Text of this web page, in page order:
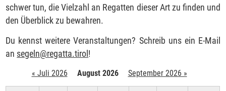
schwer tun, die Vielzahl an Regatten dieser Art zu finden und
den Überblick zu bewahren.
Du kennst weitere Veranstaltungen? Schreib uns ein E-Mail
an segeln@regatta.tirol !
« Juli 2026 August 2026 September 2026 »